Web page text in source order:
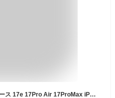
【SALE】iFace 公式 iPhone17 ケース 17e 17Pro Air 17ProMax iPhone16 iPhone16e iPhone16Pro iPhone15 ケース iPhone14 iPhone13 iFirst Class Standard 【 MagSafe マグセーフ MagSynq スタンダード スマホケース アイフェイス iPhoneケース 耐衝撃 韓国 】